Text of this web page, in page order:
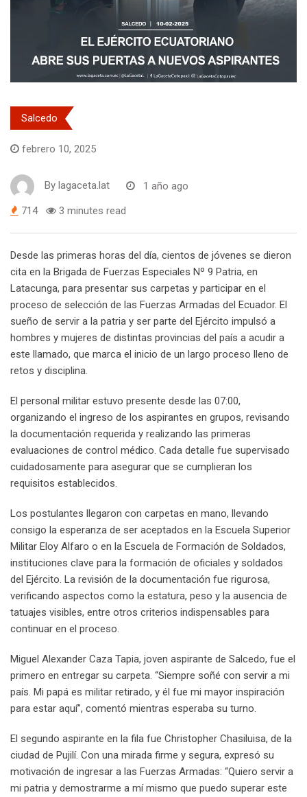
Salcedo
febrero 10, 2025
By lagaceta.lat 1 año ago
714 3 minutes read
Desde las primeras horas del día, cientos de jóvenes se dieron
cita en la Brigada de Fuerzas Especiales Nº 9 Patria, en
Latacunga, para presentar sus carpetas y participar en el
proceso de selección de las Fuerzas Armadas del Ecuador. El
sueño de servir a la patria y ser parte del Ejército impulsó a
hombres y mujeres de distintas provincias del país a acudir a
este llamado, que marca el inicio de un largo proceso lleno de
retos y disciplina.
El personal militar estuvo presente desde las 07:00,
organizando el ingreso de los aspirantes en grupos, revisando
la documentación requerida y realizando las primeras
evaluaciones de control médico. Cada detalle fue supervisado
cuidadosamente para asegurar que se cumplieran los
requisitos establecidos.
Los postulantes llegaron con carpetas en mano, llevando
consigo la esperanza de ser aceptados en la Escuela Superior
Militar Eloy Alfaro o en la Escuela de Formación de Soldados,
instituciones clave para la formación de oficiales y soldados
del Ejército. La revisión de la documentación fue rigurosa,
verificando aspectos como la estatura, peso y la ausencia de
tatuajes visibles, entre otros criterios indispensables para
continuar en el proceso.
Miguel Alexander Caza Tapia, joven aspirante de Salcedo, fue el
primero en entregar su carpeta. “Siempre soñé con servir a mi
país. Mi papá es militar retirado, y él fue mi mayor inspiración
para estar aquí”, comentó mientras esperaba su turno.
El segundo aspirante en la fila fue Christopher Chasiluisa, de la
ciudad de Pujilí. Con una mirada firme y segura, expresó su
motivación de ingresar a las Fuerzas Armadas: “Quiero servir a
mi patria y demostrarme a mí mismo que puedo superar este